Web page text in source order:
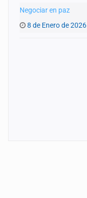
Negociar en paz
8 de Enero de 2026